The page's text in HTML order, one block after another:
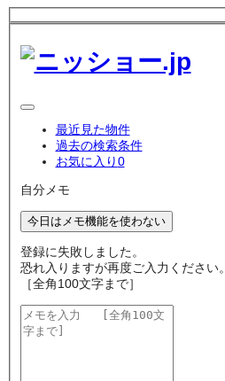
最近見た物件
過去の検索条件
お気に入り0
自分メモ
今日はメモ機能を使わない
登録に失敗しました。
恐れ入りますが再度ご入力ください。
［全角100文字まで］